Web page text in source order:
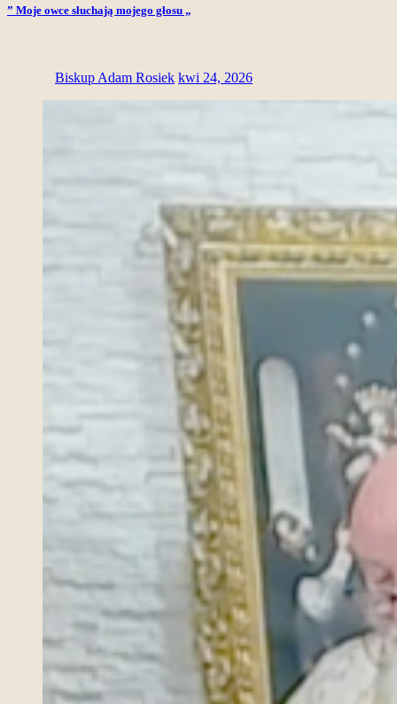
” Moje owce słuchają mojego głosu „
Biskup Adam Rosiek kwi 24, 2026